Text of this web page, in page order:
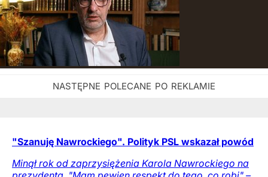
"Szanuję Nawrockiego". Polityk PSL wskazał powód
Minął rok od zaprzysiężenia Karola Nawrockiego na